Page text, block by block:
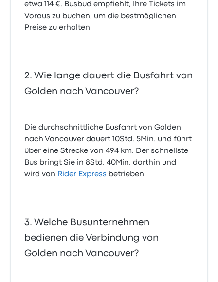
etwa 114 €. Busbud empfiehlt, Ihre Tickets im
Voraus zu buchen, um die bestmöglichen
Preise zu erhalten.
Wie lange dauert die Busfahrt von
Golden nach Vancouver?
Die durchschnittliche Busfahrt von Golden
nach Vancouver dauert 10Std. 5Min. und führt
über eine Strecke von 494 km. Der schnellste
Bus bringt Sie in 8Std. 40Min. dorthin und
wird von Rider Express betrieben.
Welche Busunternehmen
bedienen die Verbindung von
Golden nach Vancouver?